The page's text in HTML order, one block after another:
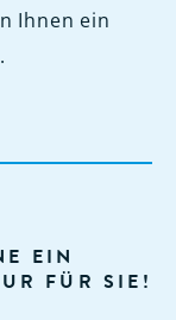
Ihnen ein
EIN
FÜR SIE!